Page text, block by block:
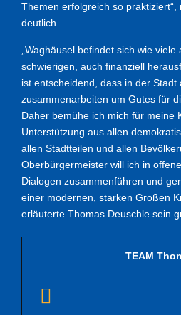
Themen erfolgreich so
deutlich.
„Waghäusel befindet sich wie
schwierigen, auch finanziell
ist entscheidend, dass in der Stadt
zusammenarbeiten um Gutes für
Daher bemühe ich mich für meine
Unterstützung aus allen
allen Stadtteilen und allen
Oberbürgermeister will ich in
Dialogen zusammenführen und
einer modernen, starken Großen
erläuterte Thomas Deuschle sein
TEAM